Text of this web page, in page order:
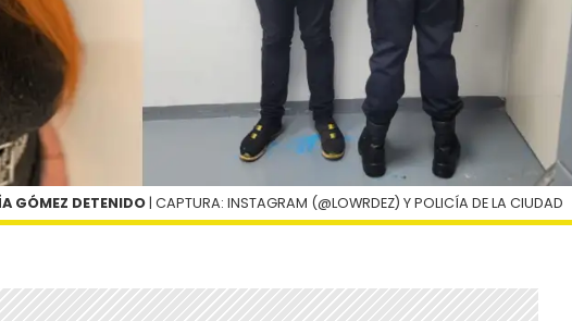
GÓMEZ DETENIDO | CAPTURA: INSTAGRAM (@LOWRDEZ) Y POLICÍA DE LA CIUDAD